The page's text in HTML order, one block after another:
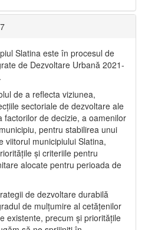
Slatina este în procesul de
de Dezvoltare Urbană 2021‐
de a reflecta viziunea,
sectoriale de dezvoltare ale
factorilor de decizie, a oamenilor
pentru stabilirea unui
viitorul municipiului Slatina,
și criteriile pentru
alocate pentru perioada de
de dezvoltare durabilă
de mulțumire al cetățenilor
existente, precum și prioritățile